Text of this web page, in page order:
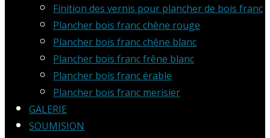
Finition des vernis pour plancher de bois franc
Plancher bois franc chêne rouge
Plancher bois franc chêne blanc
Plancher bois franc frêne blanc
Plancher bois franc érable
Plancher bois franc merisier
GALERIE
SOUMISION